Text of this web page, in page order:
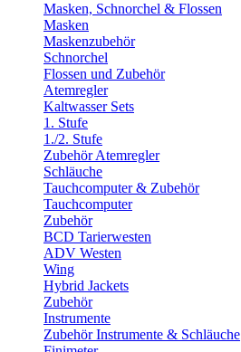
Masken, Schnorchel & Flossen
Masken
Maskenzubehör
Schnorchel
Flossen und Zubehör
Atemregler
Kaltwasser Sets
1. Stufe
1./2. Stufe
Zubehör Atemregler
Schläuche
Tauchcomputer & Zubehör
Tauchcomputer
Zubehör
BCD Tarierwesten
ADV Westen
Wing
Hybrid Jackets
Zubehör
Instrumente
Zubehör Instrumente & Schläuche